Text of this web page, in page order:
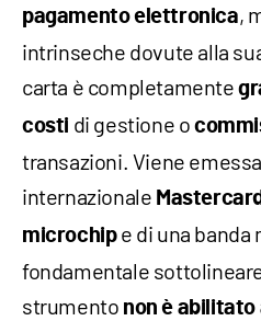
pagamento elettronica,
intrinseche dovute alla
carta è completamente
costi di gestione o
transazioni. Viene
internazionale Mastercard
microchip e di una banda
fondamentale
strumento non è abilitato